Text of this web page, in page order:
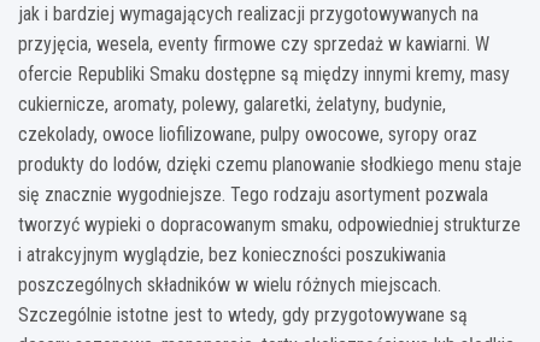
jak i bardziej wymagających realizacji przygotowywanych na
przyjęcia, wesela, eventy firmowe czy sprzedaż w kawiarni. W
ofercie Republiki Smaku dostępne są między innymi kremy, masy
cukiernicze, aromaty, polewy, galaretki, żelatyny, budynie,
czekolady, owoce liofilizowane, pulpy owocowe, syropy oraz
produkty do lodów, dzięki czemu planowanie słodkiego menu staje
się znacznie wygodniejsze. Tego rodzaju asortyment pozwala
tworzyć wypieki o dopracowanym smaku, odpowiedniej strukturze
i atrakcyjnym wyglądzie, bez konieczności poszukiwania
poszczególnych składników w wielu różnych miejscach.
Szczególnie istotne jest to wtedy, gdy przygotowywane są